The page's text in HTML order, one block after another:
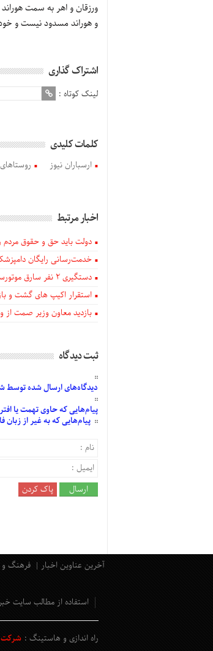
ورزقان و اهر به سمت
و هوراند مسدود نیست و
اشتراک گذاری
لینک کوتاه :
کلمات کلیدی
ارسباران نیوز
اخبار مرتبط
دولت باید حق و حقوق مردم
خدمت‌رسانی رایگان
دستگيری ۲ نفر سارق موتورسیکلت و کشف موتورسیکلت‌های سرقتی در اهر
استقرار اکیپ های گشت و
بازدید معاون وزیر صمت
ثبت دیدگاه
دیدگاه‌هایارسالشدهتوسط
پیام‌هاییکه حاوی تهمت یا
پیام‌هاییکه به غیر از
آخرین عناوین اخبار فرهنگ و
استفاده از مطالب سایت
راه اندازی و هاستینگ : شرکت